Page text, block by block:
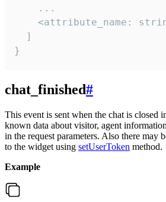
    ...
<attribute_name:
  ]
}
chat_finished#
This event is sent when the chat is closed
known data about visitor, agent
in the request parameters. Also there may
to the widget using setUserToken method.
Example